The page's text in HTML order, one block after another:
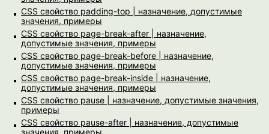
CSS свойство padding-top | назначение, допустимые
значения, примеры
CSS свойство page-break-after | назначение,
допустимые значения, примеры
CSS свойство page-break-before | назначение,
допустимые значения, примеры
CSS свойство page-break-inside | назначение,
допустимые значения, примеры
CSS свойство pause | назначение, допустимые значения,
примеры
CSS свойство pause-after | назначение, допустимые
значения, примеры